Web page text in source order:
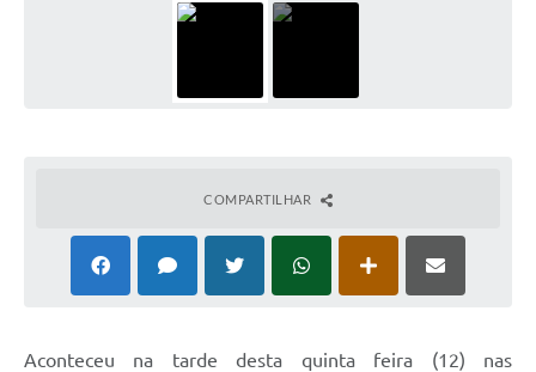
COMPARTILHAR
Aconteceu na tarde desta quinta feira (12) nas